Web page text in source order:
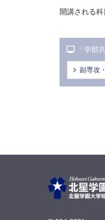
開講される
「学部
副専攻